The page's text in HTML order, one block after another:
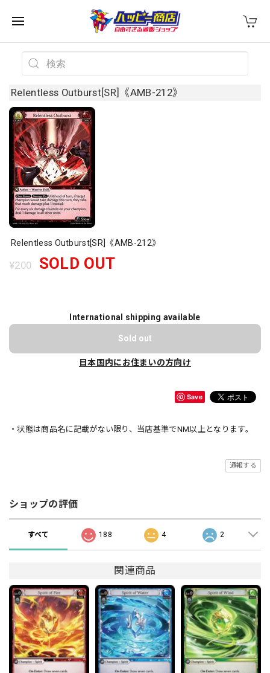
Relentless Outburst[SR]《AMB-212》
Relentless Outburst[SR]《AMB-212》
¥200 SOLD OUT
International shipping available
Sold out
日本国内にお住まいの方向け
Save
・状態は商品名に記載がない限り、当店基準でNM以上となります。
通報する
ショップの評価
すべて 188 4 2
関連商品